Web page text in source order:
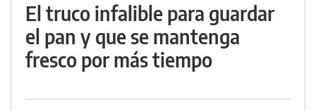
El truco infalible para guardar
el pan y que se mantenga
fresco por más tiempo